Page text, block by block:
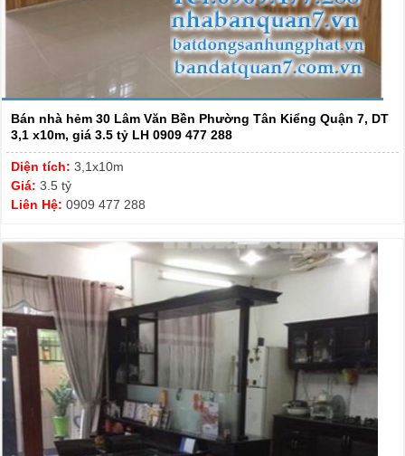
Bán nhà hẻm 30 Lâm Văn Bền Phường Tân Kiểng Quận 7, DT
3,1 x10m, giá 3.5 tỷ LH 0909 477 288
Diện tích: 3,1x10m
Giá: 3.5 tỷ
Liên Hệ: 0909 477 288